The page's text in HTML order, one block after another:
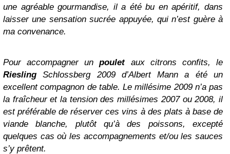
une agréable gourmandise, il a été bu en apéritif, dans
laisser une sensation sucrée appuyée, qui n’est guère à
ma convenance.
Pour accompagner unpouletaux citrons confits, le
Riesling Schlossberg 2009 d’Albert Mann a été un
excellent compagnon de table. Le millésime 2009 n’a pas
la fraîcheur et la tension des millésimes 2007 ou 2008, il
est préférable de réserver ces vins à des plats à base de
viande blanche, plutôt qu’à des poissons, excepté
quelques cas où les accompagnements et/ou les sauces
s’y prêtent.